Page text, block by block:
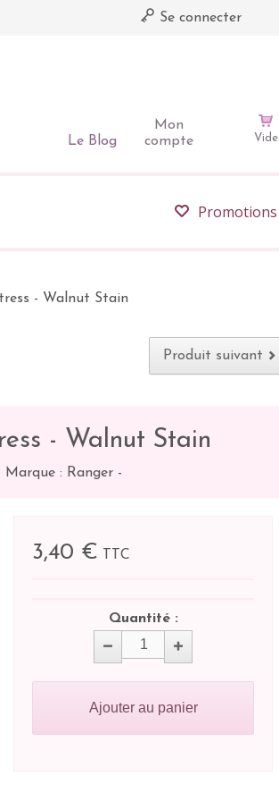
Se connecter
Mon
compte
Le Blog Vide
Promotions
- Walnut Stain
Produit suivant
- Walnut Stain
Marque : Ranger -
3,40 € TTC
Quantité :
Ajouter au panier